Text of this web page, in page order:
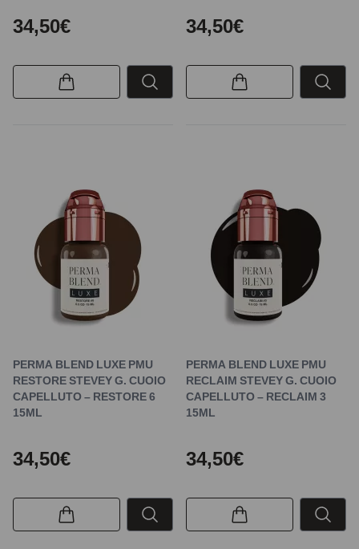
34,50€ 34,50€
PERMA BLEND LUXE PMU
RESTORE STEVEY G. CUOIO
CAPELLUTO – RESTORE 6
15ML
34,50€
PERMA BLEND LUXE PMU
RECLAIM STEVEY G. CUOIO
CAPELLUTO – RECLAIM 3
15ML
34,50€